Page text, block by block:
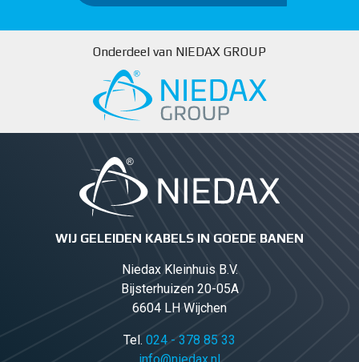
Onderdeel van NIEDAX GROUP
WIJ GELEIDEN KABELS IN GOEDE BANEN
Niedax Kleinhuis B.V.
Bijsterhuizen 20-05A
6604 LH Wijchen
Tel. 024 - 378 85 33